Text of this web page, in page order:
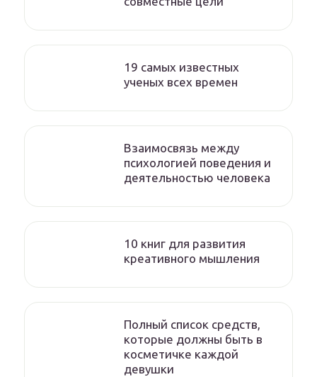
19 самых известных
ученых всех времен
Взаимосвязь между
психологией поведения и
деятельностью человека
10 книг для развития
креативного мышления
Полный список средств,
которые должны быть в
косметичке каждой
девушки